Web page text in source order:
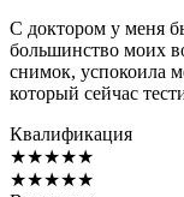
С доктором у меня
большинство моих
снимок, успокоила
который сейчас
Квалификация
★★★★★
★★★★★